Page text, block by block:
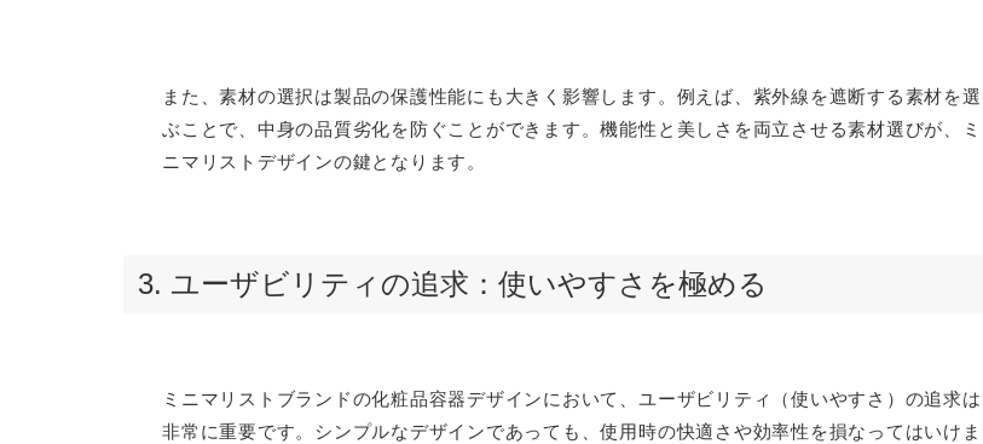
また、素材の選択は製品の保護性能にも大きく影響します。例えば、紫外線を遮断する素材を選
ぶことで、中身の品質劣化を防ぐことができます。機能性と美しさを両立させる素材選びが、ミ
ニマリストデザインの鍵となります。
3. ユーザビリティの追求：使いやすさを極める
ミニマリストブランドの化粧品容器デザインにおいて、ユーザビリティ（使いやすさ）の追求は
非常に重要です。シンプルなデザインであっても、使用時の快適さや効率性を損なってはいけま